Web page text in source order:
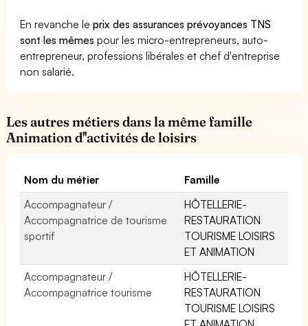
En revanche leprix des assurances prévoyances TNS
sont les mêmes pour les micro-entrepreneurs, auto-
entrepreneur, professions libérales et chef d'entreprise
non salarié.
Les autres métiers dans la même famille
Animation d''activités de loisirs
Nom du métier
Famille
Accompagnateur /
Accompagnatrice de tourisme
sportif
HÔTELLERIE-
RESTAURATION
TOURISME LOISIRS
ET ANIMATION
Accompagnateur /
Accompagnatrice tourisme
HÔTELLERIE-
RESTAURATION
TOURISME LOISIRS